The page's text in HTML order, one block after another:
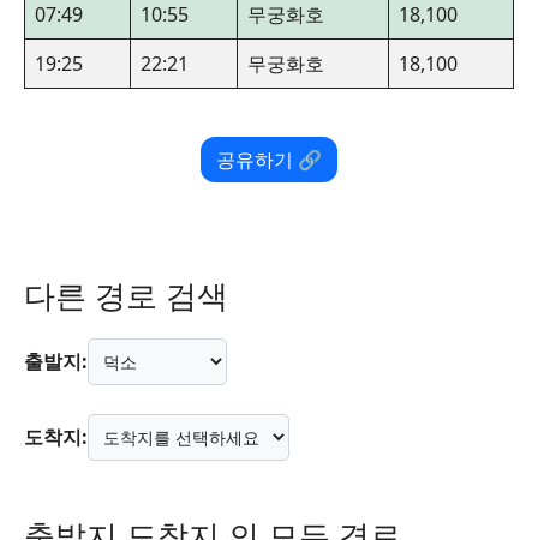
07:49
10:55 무궁화호
18,100
19:25
22:21 무궁화호 18,100
공유하기 🔗
다른 경로 검색
출발지:
도착지: